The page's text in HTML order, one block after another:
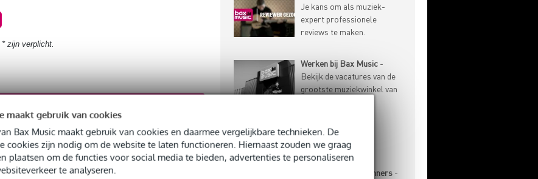
maakt gebruik van cookies
Bax Music maakt gebruik van cookies en daarmee vergelijkbare technieken. De
cookies zijn nodig om de website te laten functioneren. Hiernaast zouden we graag
plaatsen om de functies voor social media te bieden, advertenties te personaliseren
te analyseren.
wat voor mij?
je is, dan vraag je je misschien af of het
Je kans om als muziek-
expert professionele
reviews te maken.
Werken bij Bax Music -
Bekijk de vacatures van de
grootste muziekwinkel van
TOP-ARTIKELEN
Basgitaar voor beginners -